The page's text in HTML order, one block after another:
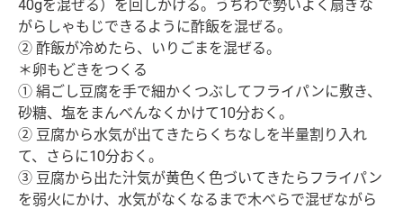
40gを混ぜる）を回しかける。うちわで勢いよく扇ぎな
がらしゃもじできるように酢飯を混ぜる。
② 酢飯が冷めたら、いりごまを混ぜる。
＊卵もどきをつくる
① 絹ごし豆腐を手で細かくつぶしてフライパンに敷き、
砂糖、塩をまんべんなくかけて10分おく。
② 豆腐から水気が出てきたらくちなしを半量割り入れ
て、さらに10分おく。
③ 豆腐から出た汁気が黄色く色づいてきたらフライパン
を弱火にかけ、水気がなくなるまで木べらで混ぜながら